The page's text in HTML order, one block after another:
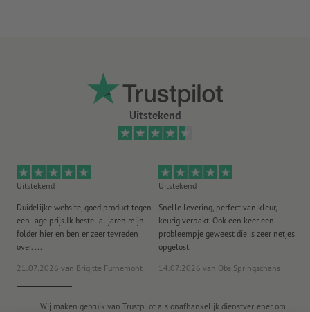
Meer informatie over het spandoekmontagemateriaal vindt
u in de infobox
Absoluut weerbestendig en daarom ook probleemloos buiten te
bouwschuttingen, brugleuningen en omheiningen.
Let erop dat bij de 360 g/m² Kavalan om productietechnische
redenen naden zichtbaar kunnen zijn.
Let erop dat de ogen kunnen zijn gemaakt van kunststof of
Uitstekend
Uitstekend
Duidelijke website, goed product tegen
een lage prijs.Ik bestel al jaren mijn
folder hier en ben er zeer tevreden
over. ...
21.07.2026 van Brigitte Furnèmont
Uitstekend
Snelle levering, perfect van kleur,
keurig verpakt. Ook een keer een
probleempje geweest die is zeer netjes
opgelost.
14.07.2026 van Obs Springschans
Wij maken gebruik van Trustpilot als onafhankelijk dienstverlener om